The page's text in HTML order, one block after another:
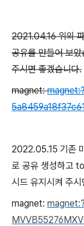
2021.04.16 위의
공유를 만들어 보
주시면 좋겠습니다.
magnet:
2022.05.15 기존
로 공유 생성하고
시드 유지시켜 주
magnet: